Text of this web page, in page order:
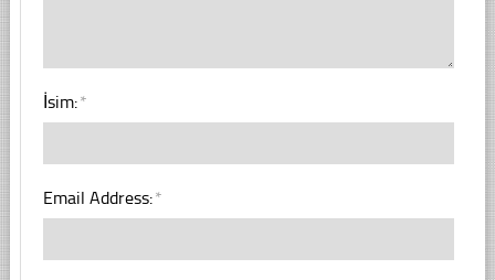
İsim:*
Email Address:*